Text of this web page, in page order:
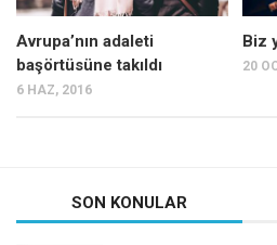
Avrupa’nın adaleti
başörtüsüne takıldı
6 HAZ, 2016
Biz
20
SON KONULAR